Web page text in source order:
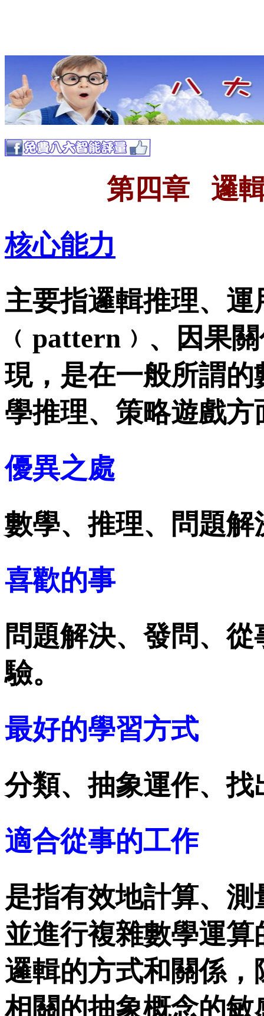
第四章 邏
核心能力
主要指邏輯推理、
﹙ pattern ﹚、因果
現，是在一般所謂
學推理、策略遊戲方
優異之處
數學、推理、問題解
喜歡的事
問題解決、發問、
驗。
最好的學習方式
分類、抽象運作、
適合從事的工作
是指有效地計算、
並進行複雜數學運
邏輯的方式和關係
相關的抽象概念的